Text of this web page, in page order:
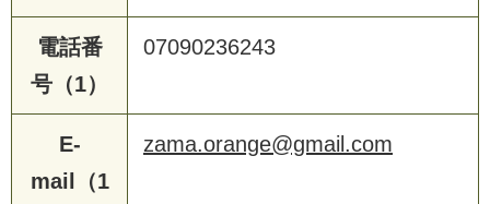
電話番
号（1）
07090236243
E-
mail（1
zama.orange@gmail.com